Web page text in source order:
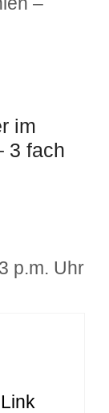
im
3 fach
p.m. Uhr